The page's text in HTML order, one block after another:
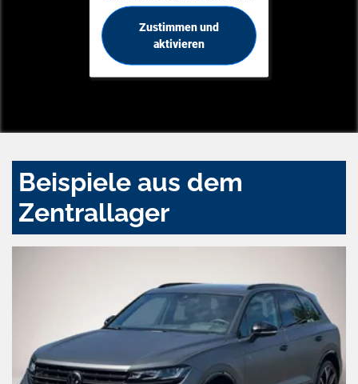
Zustimmen und
aktivieren
Beispiele aus dem
Zentrallager